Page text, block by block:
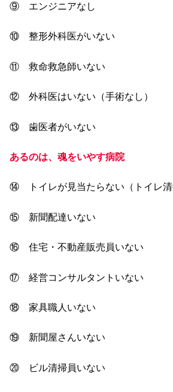
⑨ エンジニアなし
⑩ 整形外科医がいない
⑪ 救命救急師いない
⑫ 外科医はいない（手術なし）
⑬ 歯医者がいない
あるのは、魂をいやす病院
⑭ トイレが見当たらない（トイレ清
⑮ 新聞配達いない
⑯ 住宅・不動産販売員いない
⑰ 経営コンサルタントいない
⑱ 家具職人いない
⑲ 新聞屋さんいない
⑳ ビル清掃員いない